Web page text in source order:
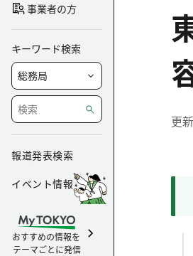
事業者の方
キーワード検索
報道発表検索
イベント情報
おすすめの情報を
テーマごとに発信
更